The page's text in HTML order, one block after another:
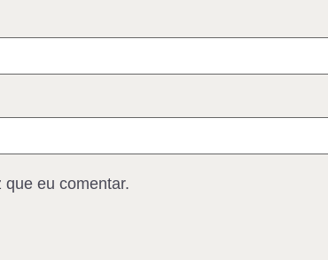
eu comentar.